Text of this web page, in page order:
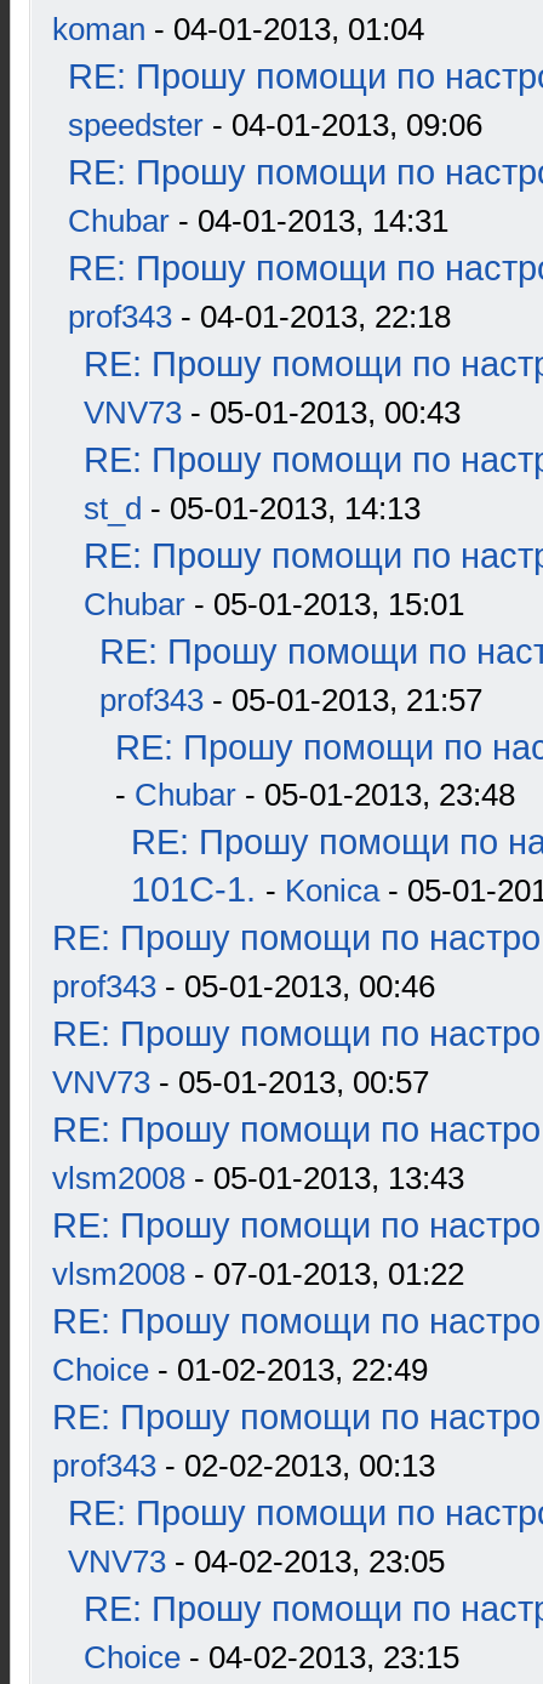
koman - 04-01-2013, 01:04
RE: Прошу помощи по
speedster - 04-01-2013, 09:06
RE: Прошу помощи по
Chubar - 04-01-2013, 14:31
RE: Прошу помощи по
prof343 - 04-01-2013, 22:18
RE: Прошу помощи по
VNV73 - 05-01-2013, 00:43
RE: Прошу помощи по
st_d - 05-01-2013, 14:13
RE: Прошу помощи по
Chubar - 05-01-2013, 15:01
RE: Прошу помощи по
prof343 - 05-01-2013, 21:57
RE: Прошу помощи по
- Chubar - 05-01-2013, 23:48
RE: Прошу помощи по
101С-1. - Konica- 05-01-
RE: Прошу помощи по
prof343 - 05-01-2013, 00:46
RE: Прошу помощи по
VNV73 - 05-01-2013, 00:57
RE: Прошу помощи по
vlsm2008 - 05-01-2013, 13:43
RE: Прошу помощи по
vlsm2008 - 07-01-2013, 01:22
RE: Прошу помощи по
Choice - 01-02-2013, 22:49
RE: Прошу помощи по
prof343 - 02-02-2013, 00:13
RE: Прошу помощи по
VNV73 - 04-02-2013, 23:05
RE: Прошу помощи по
Choice - 04-02-2013, 23:15